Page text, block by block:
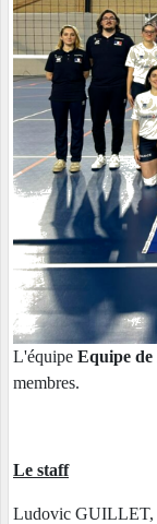
L'équipe Equipe
membres.
Le staff
Ludovic GUILLET,